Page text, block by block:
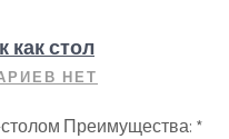
как стол
НЕТ
Преимущества: *